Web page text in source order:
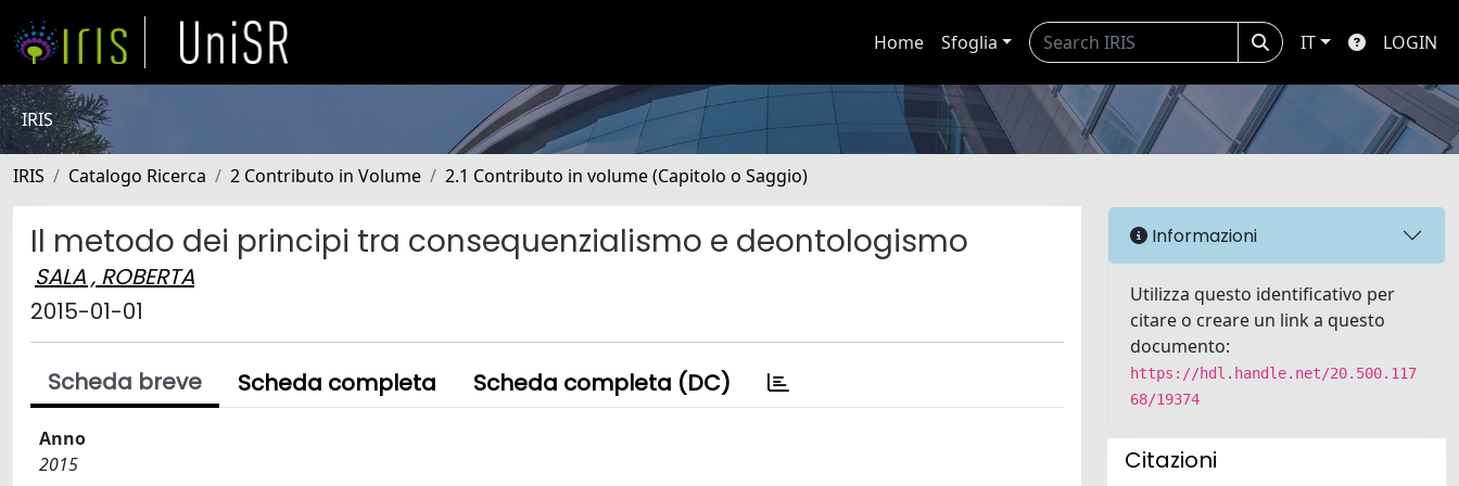
Home Sfoglia IT LOGIN
IRIS
IRIS Catalogo Ricerca 2 Contributo in Volume 2.1 Contributo in volume (Capitolo o Saggio)
Il metodo dei principi tra consequenzialismo e deontologismo
SALA , ROBERTA
2015-01-01
Scheda breve Scheda completa Scheda completa (DC)
Anno
2015
Informazioni
Utilizza questo identificativo per
citare o creare un link a questo
documento:
https://hdl.handle.net/20.500.117
68/19374
Citazioni